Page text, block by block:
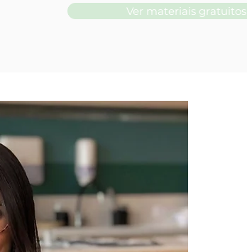
Ver materiais gratuitos